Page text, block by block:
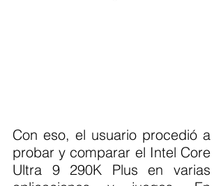
Con eso, el usuario procedió a
probar y comparar el Intel Core
Ultra 9 290K Plus en varias